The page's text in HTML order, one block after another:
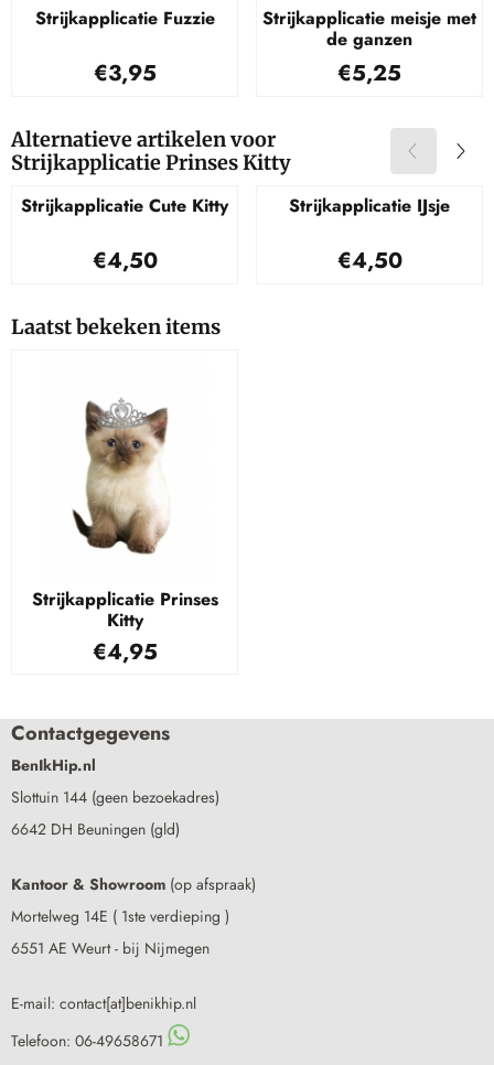
Strijkapplicatie Fuzzie
Prijs: 3,95
€3,95
Strijkapplicatie meisje met
de ganzen
Prijs: 5,25
€5,25
Alternatieve artikelen voor
Strijkapplicatie Prinses Kitty
Strijkapplicatie Cute Kitty
Prijs: 4,50
€4,50
Strijkapplicatie IJsje
Prijs: 4,50
€4,50
Laatst bekeken items
Strijkapplicatie Prinses
Kitty
€4,95
Contactgegevens
BenIkHip.nl
Slottuin 144 (geen bezoekadres)
6642 DH Beuningen (gld)
Kantoor & Showroom (op afspraak)
Mortelweg 14E ( 1ste verdieping )
6551 AE Weurt - bij Nijmegen
E-mail: contact[at]benikhip.nl
Telefoon: 06-49658671